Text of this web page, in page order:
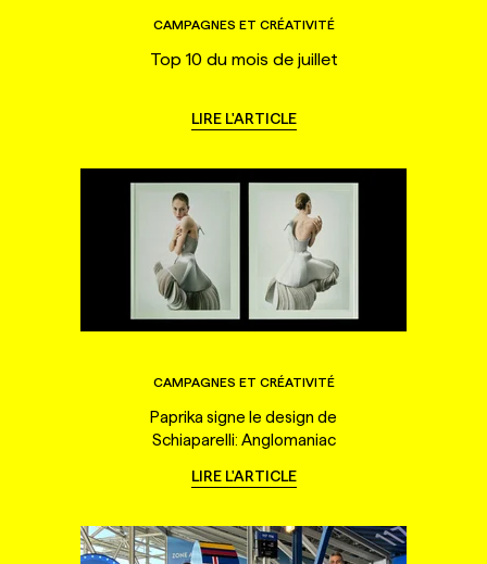
CAMPAGNES ET CRÉATIVITÉ
Top 10 du mois de juillet
LIRE L'ARTICLE
CAMPAGNES ET CRÉATIVITÉ
Paprika signe le design de
Schiaparelli: Anglomaniac
LIRE L'ARTICLE